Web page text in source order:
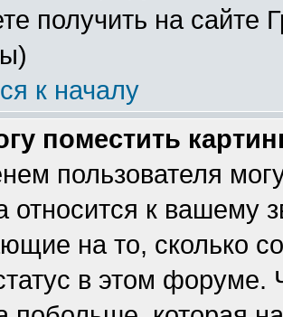
получить на сайте
к началу
поместить
пользователя
относится к вашему
на то, сколько
в этом форуме.